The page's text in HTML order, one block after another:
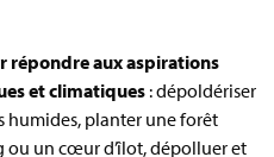
répondre aux aspirations
et climatiques : dépoldériser
humides, planter une forêt
ou un cœur d’îlot, dépolluer et